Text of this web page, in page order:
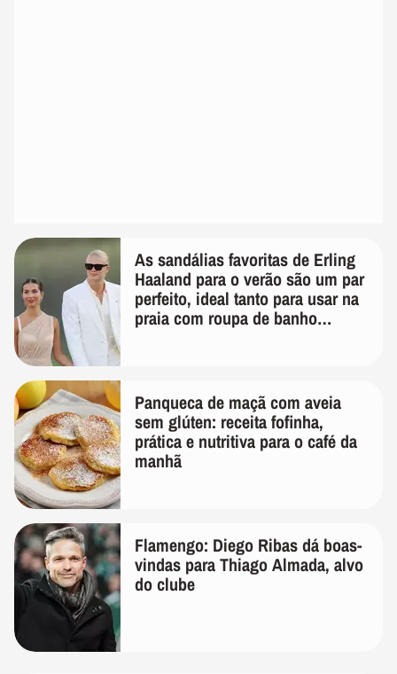
As sandálias favoritas de Erling
Haaland para o verão são um par
perfeito, ideal tanto para usar na
praia com roupa de banho
Panqueca de maçã com aveia
sem glúten: receita fofinha,
prática e nutritiva para o café da
manhã
Flamengo: Diego Ribas dá boas-
vindas para Thiago Almada, alvo
do clube